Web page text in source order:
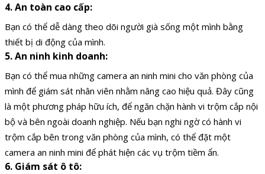
4. An toàn cao cấp:
Bạn có thể dễ dàng theo dõi người già sống một mình bằng
thiết bị di động của mình.
5. An ninh kinh doanh:
Bạn có thể mua những camera an ninh mini cho văn phòng của
mình để giám sát nhân viên nhằm nâng cao hiệu quả. Đây cũng
là một phương pháp hữu ích, để ngăn chặn hành vi trộm cắp nội
bộ và bên ngoài doanh nghiệp. Nếu bạn nghi ngờ có hành vi
trộm cắp bên trong văn phòng của mình, có thể đặt một
camera an ninh mini để phát hiện các vụ trộm tiềm ẩn.
6. Giám sát ô tô: